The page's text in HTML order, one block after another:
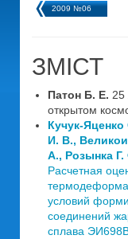
2009 №06
ЗМІСТ
Патон Б. Е. 25
открытом
Кучук-
И. В.,
А., Розынка Г.
Расчетная
условий
соединений
сплава